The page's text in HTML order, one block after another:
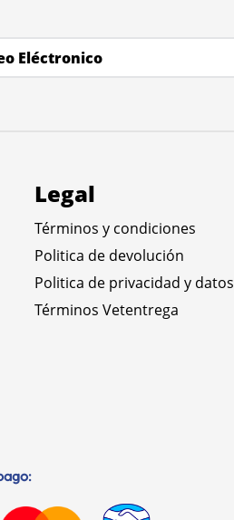
Legal
Términos y condiciones
Politica de devolución
Politica de privacidad y datos
Términos Vetentrega